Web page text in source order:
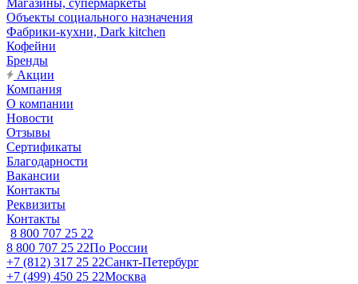
Магазины, супермаркеты
Объекты социального назначения
Фабрики-кухни, Dark kitchen
Кофейни
Бренды
Акции
Компания
О компании
Новости
Отзывы
Сертификаты
Благодарности
Вакансии
Контакты
Реквизиты
Контакты
8 800 707 25 22
8 800 707 25 22По России
+7 (812) 317 25 22Санкт-Петербург
+7 (499) 450 25 22Москва